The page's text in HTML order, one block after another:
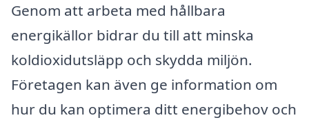
Genom att arbeta med hållbara
energikällor bidrar du till att minska
koldioxidutsläpp och skydda miljön.
Företagen kan även ge information om
hur du kan optimera ditt energibehov och